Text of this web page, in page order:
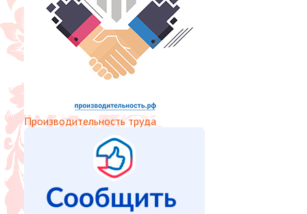
Производительность труда